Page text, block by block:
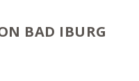
BAD IBURG